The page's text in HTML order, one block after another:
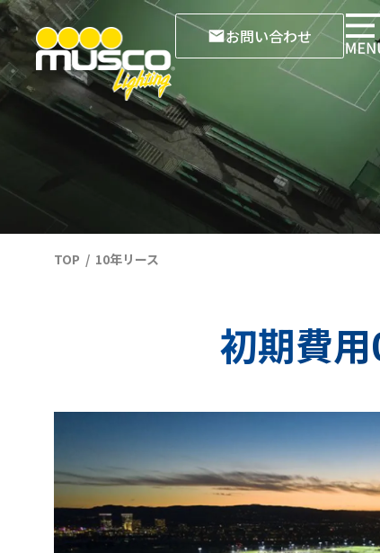
お問い合わせ
TOP 10年リース
初期費